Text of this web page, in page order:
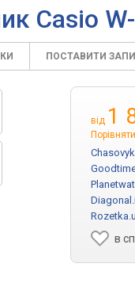
Casio
ПОСТАВИТИ
від 1
в